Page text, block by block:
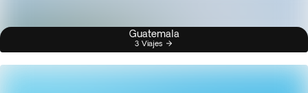
Guatemala
3 Viajes